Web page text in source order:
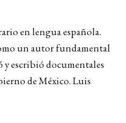
en lengua española.
un autor fundamental
escribió documentales
de México. Luis